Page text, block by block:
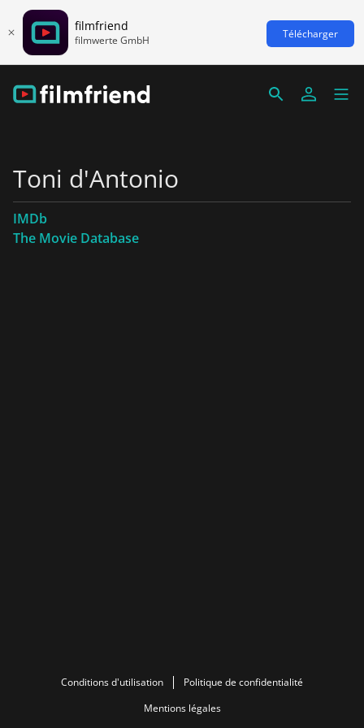
filmfriend
filmwerte GmbH Télécharger
Toni d'Antonio
IMDb
The Movie Database
Conditions d'utilisation
Politique de confidentialité
Mentions légales